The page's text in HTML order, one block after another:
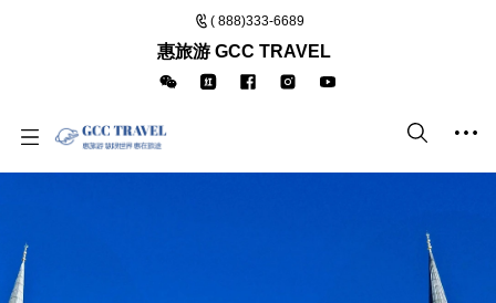
( 888)333-6689
惠旅游 GCC TRAVEL